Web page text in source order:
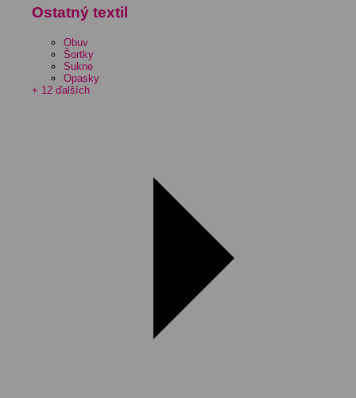
Ostatný textil
Obuv
Šortky
Sukne
Opasky
+ 12 ďalších